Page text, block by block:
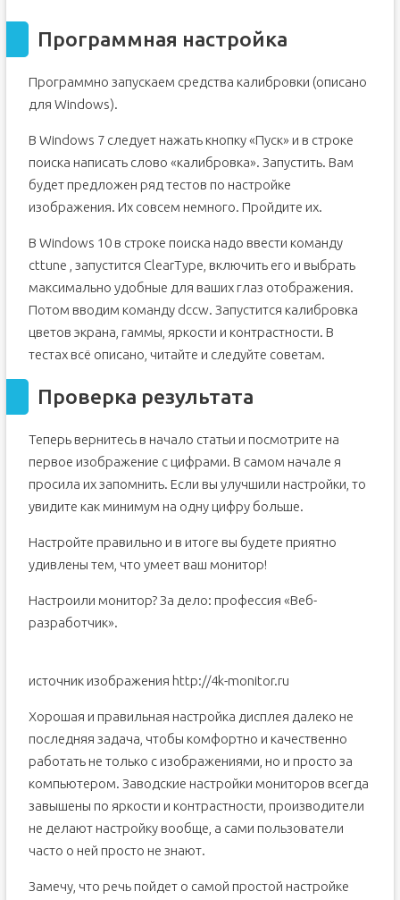
Программная настройка
Программно запускаем средства калибровки (описано
для Windows).
В Windows 7 следует нажать кнопку «Пуск» и в строке
поиска написать слово «калибровка». Запустить. Вам
будет предложен ряд тестов по настройке
изображения. Их совсем немного. Пройдите их.
В Windows 10 в строке поиска надо ввести команду
cttune , запустится ClearType, включить его и выбрать
максимально удобные для ваших глаз отображения.
Потом вводим команду dccw. Запустится калибровка
цветов экрана, гаммы, яркости и контрастности. В
тестах всё описано, читайте и следуйте советам.
Проверка результата
Теперь вернитесь в начало статьи и посмотрите на
первое изображение с цифрами. В самом начале я
просила их запомнить. Если вы улучшили настройки, то
увидите как минимум на одну цифру больше.
Настройте правильно и в итоге вы будете приятно
удивлены тем, что умеет ваш монитор!
Настроили монитор? За дело: профессия «Веб-
разработчик».
источник изображения http://4k-monitor.ru
Хорошая и правильная настройка дисплея далеко не
последняя задача, чтобы комфортно и качественно
работать не только с изображениями, но и просто за
компьютером. Заводские настройки мониторов всегда
завышены по яркости и контрастности, производители
не делают настройку вообще, а сами пользователи
часто о ней просто не знают.
Замечу, что речь пойдет о самой простой настройке